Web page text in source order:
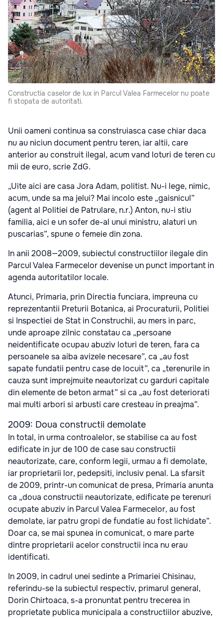
Constructia caselor de lux in Parcul Valea Farmecelor nu poate
fi stopata de autoritati.
Unii oameni continua sa construiasca case chiar daca
nu au niciun document pentru teren, iar altii, care
anterior au construit ilegal, acum vand loturi de teren cu
mii de euro, scrie ZdG.
„Uite aici are casa Jora Adam, politist. Nu-i lege, nimic,
acum, unde sa ma jelui? Mai incolo este „gaisnicul”
(agent al Politiei de Patrulare, n.r.) Anton, nu-i stiu
familia, aici e un sofer de-al unui ministru, alaturi un
puscarias”, spune o femeie din zona.
In anii 2008—2009, subiectul constructiilor ilegale din
Parcul Valea Farmecelor devenise un punct important in
agenda autoritatilor locale.
Atunci, Primaria, prin Directia funciara, impreuna cu
reprezentantii Preturii Botanica, ai Procuraturii, Politiei
si Inspectiei de Stat in Construchii, au mers in parc,
unde aproape zilnic constatau ca „persoane
neidentificate ocupau abuziv loturi de teren, fara ca
persoanele sa aiba avizele necesare”, ca „au fost
sapate fundatii pentru case de locuit”, ca „terenurile in
cauza sunt imprejmuite neautorizat cu garduri capitale
din elemente de beton armat” si ca „au fost deteriorati
mai multi arbori si arbusti care cresteau in preajma”.
2009: Doua constructii demolate
In total, in urma controalelor, se stabilise ca au fost
edificate in jur de 100 de case sau constructii
neautorizate, care, conform legii, urmau a fi demolate,
iar proprietarii lor, pedepsiti, inclusiv penal. La sfarsit
de 2009, printr-un comunicat de presa, Primaria anunta
ca „doua constructii neautorizate, edificate pe terenuri
ocupate abuziv in Parcul Valea Farmecelor, au fost
demolate, iar patru gropi de fundatie au fost lichidate”.
Doar ca, se mai spunea in comunicat, o mare parte
dintre proprietarii acelor constructii inca nu erau
identificati.
In 2009, in cadrul unei sedinte a Primariei Chisinau,
referindu-se la subiectul respectiv, primarul general,
Dorin Chirtoaca, s-a pronuntat pentru trecerea in
proprietate publica municipala a constructiilor abuzive,